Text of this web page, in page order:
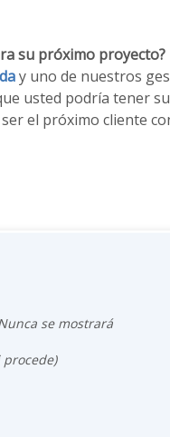
su próximo proyecto?
y uno de nuestros
usted podría tener
el próximo cliente
se mostrará
procede)